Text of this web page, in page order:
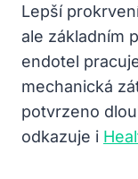
Lepší
ale základním
endotel
mechanická
potvrzeno
odkazuje i